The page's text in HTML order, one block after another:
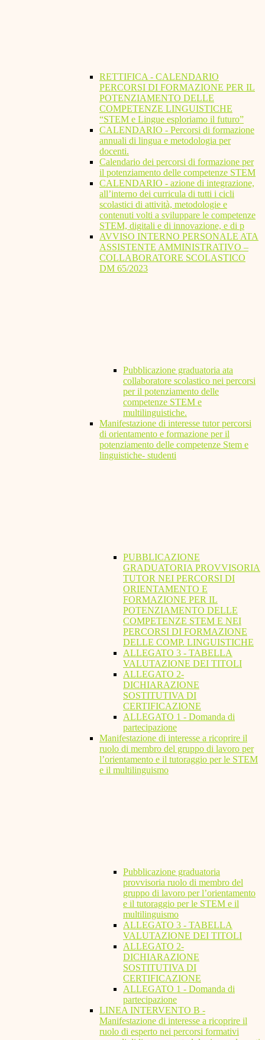
RETTIFICA - CALENDARIO
PERCORSI DI FORMAZIONE PER IL
POTENZIAMENTO DELLE
COMPETENZE LINGUISTICHE
“STEM e Lingue esploriamo il futuro”
CALENDARIO - Percorsi di formazione
annuali di lingua e metodologia per
docenti.
Calendario dei percorsi di formazione per
il potenziamento delle competenze STEM
CALENDARIO - azione di integrazione,
all’interno dei curricula di tutti i cicli
scolastici di attività, metodologie e
contenuti volti a sviluppare le competenze
STEM, digitali e di innovazione, e di p
AVVISO INTERNO PERSONALE ATA
ASSISTENTE AMMINISTRATIVO –
COLLABORATORE SCOLASTICO
DM 65/2023
Pubblicazione graduatoria ata
collaboratore scolastico nei percorsi
per il potenziamento delle
competenze STEM e
multilinguistiche.
Manifestazione di interesse tutor percorsi
di orientamento e formazione per il
potenziamento delle competenze Stem e
linguistiche- studenti
PUBBLICAZIONE
GRADUATORIA PROVVISORIA
TUTOR NEI PERCORSI DI
ORIENTAMENTO E
FORMAZIONE PER IL
POTENZIAMENTO DELLE
COMPETENZE STEM E NEI
PERCORSI DI FORMAZIONE
DELLE COMP. LINGUISTICHE
ALLEGATO 3 - TABELLA
VALUTAZIONE DEI TITOLI
ALLEGATO 2-
DICHIARAZIONE
SOSTITUTIVA DI
CERTIFICAZIONE
ALLEGATO 1 - Domanda di
partecipazione
Manifestazione di interesse a ricoprire il
ruolo di membro del gruppo di lavoro per
l’orientamento e il tutoraggio per le STEM
e il multilinguismo
Pubblicazione graduatoria
provvisoria ruolo di membro del
gruppo di lavoro per l’orientamento
e il tutoraggio per le STEM e il
multilinguismo
ALLEGATO 3 - TABELLA
VALUTAZIONE DEI TITOLI
ALLEGATO 2-
DICHIARAZIONE
SOSTITUTIVA DI
CERTIFICAZIONE
ALLEGATO 1 - Domanda di
partecipazione
LINEA INTERVENTO B -
Manifestazione di interesse a ricoprire il
ruolo di esperto nei percorsi formativi